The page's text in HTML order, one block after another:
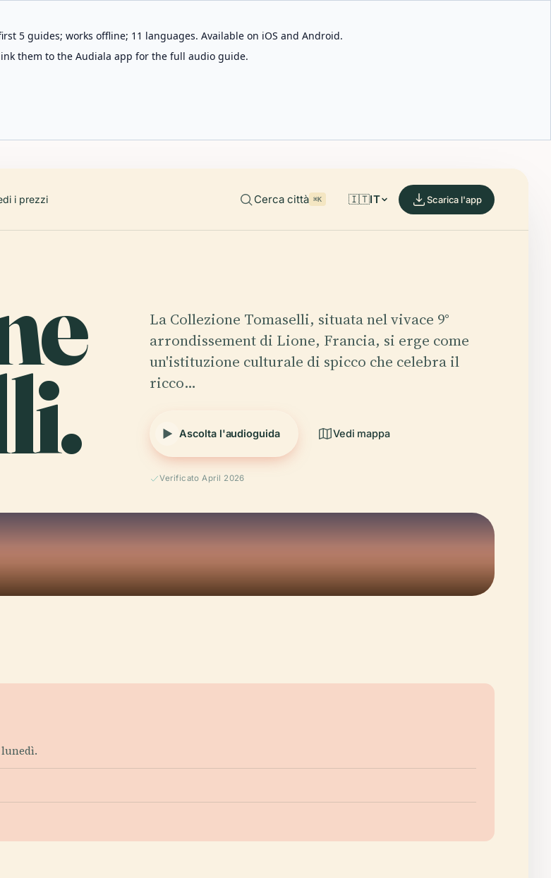
5 guides; works offline; 11 languages. Available on iOS and Android.
them to the Audiala app for the full audio guide.
i prezzi Cerca città ⌘K 🇮🇹IT Scarica l'app
La Collezione Tomaselli, situata nel vivace 9°
arrondissement di Lione, Francia, si erge come
un'istituzione culturale di spicco che celebra il
ricco…
Ascolta l'audioguida Vedi mappa
Verificato April 2026
lunedì.